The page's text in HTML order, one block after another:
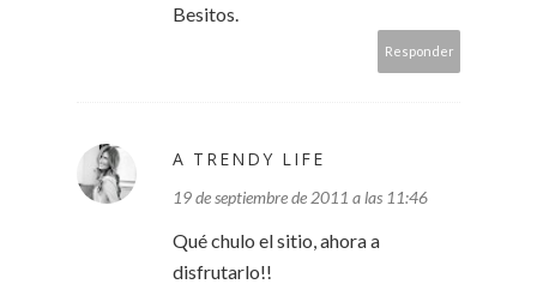
Besitos.
Responder
A TRENDY LIFE
19 de septiembre de 2011 a las 11:46
Qué chulo el sitio, ahora a
disfrutarlo!!